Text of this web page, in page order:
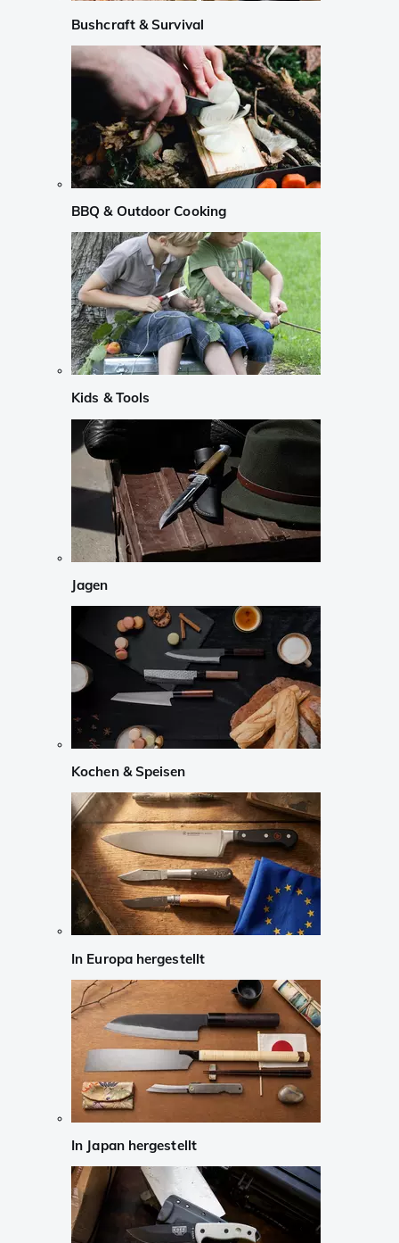
Bushcraft & Survival
BBQ & Outdoor Cooking
Kids & Tools
Jagen
Kochen & Speisen
In Europa hergestellt
In Japan hergestellt